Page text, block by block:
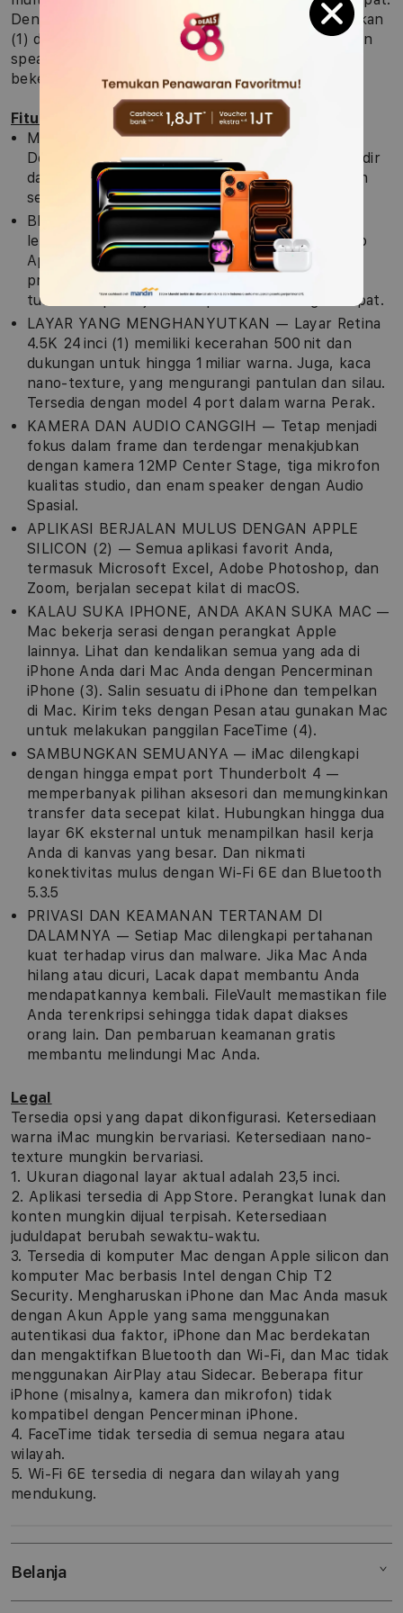
Dengan layar Retina 4.5K 24 inci yang mengagumkan
(1) dalam desain ikonik serta kamera, mikrofon, dan
speaker canggih. iMac brilian untuk bermain dan
bekerja.
Fitur-fitur Utama
MENYATU SEMPURNA DI RUANGAN ANDA —
Desain desktop serba bisa ini luar biasa tipis, hadir
dalam tujuh warna cemerlang, dan memperindah
setiap ruangan dengan gaya.
BERTENAGA SUPER BERKAT M4 — Selesaikan
lebih banyak hal dengan lebih cepat berkat chip
Apple M4. Mulai dari mengedit foto, membuat
presentasi, hingga bermain game, Anda bisa
tuntaskan pekerjaan dan permainan dengan cepat.
LAYAR YANG MENGHANYUTKAN — Layar Retina
4.5K 24 inci (1) memiliki kecerahan 500 nit dan
dukungan untuk hingga 1 miliar warna. Juga, kaca
nano-texture, yang mengurangi pantulan dan silau.
Tersedia dengan model 4 port dalam warna Perak.
KAMERA DAN AUDIO CANGGIH — Tetap menjadi
fokus dalam frame dan terdengar menakjubkan
dengan kamera 12MP Center Stage, tiga mikrofon
kualitas studio, dan enam speaker dengan Audio
Spasial.
APLIKASI BERJALAN MULUS DENGAN APPLE
SILICON (2) — Semua aplikasi favorit Anda,
termasuk Microsoft Excel, Adobe Photoshop, dan
Zoom, berjalan secepat kilat di macOS.
KALAU SUKA IPHONE, ANDA AKAN SUKA MAC —
Mac bekerja serasi dengan perangkat Apple
lainnya. Lihat dan kendalikan semua yang ada di
iPhone Anda dari Mac Anda dengan Pencerminan
iPhone (3). Salin sesuatu di iPhone dan tempelkan
di Mac. Kirim teks dengan Pesan atau gunakan Mac
untuk melakukan panggilan FaceTime (4).
SAMBUNGKAN SEMUANYA — iMac dilengkapi
dengan hingga empat port Thunderbolt 4 —
memperbanyak pilihan aksesori dan memungkinkan
transfer data secepat kilat. Hubungkan hingga dua
layar 6K eksternal untuk menampilkan hasil kerja
Anda di kanvas yang besar. Dan nikmati
konektivitas mulus dengan Wi-Fi 6E dan Bluetooth
5.3.5
PRIVASI DAN KEAMANAN TERTANAM DI
DALAMNYA — Setiap Mac dilengkapi pertahanan
kuat terhadap virus dan malware. Jika Mac Anda
hilang atau dicuri, Lacak dapat membantu Anda
mendapatkannya kembali. FileVault memastikan file
Anda terenkripsi sehingga tidak dapat diakses
orang lain. Dan pembaruan keamanan gratis
membantu melindungi Mac Anda.
Legal
Tersedia opsi yang dapat dikonfigurasi. Ketersediaan
warna iMac mungkin bervariasi. Ketersediaan nano-
texture mungkin bervariasi.
1. Ukuran diagonal layar aktual adalah 23,5 inci.
2. Aplikasi tersedia di App Store. Perangkat lunak dan
konten mungkin dijual terpisah. Ketersediaan
juduldapat berubah sewaktu-waktu.
3. Tersedia di komputer Mac dengan Apple silicon dan
komputer Mac berbasis Intel dengan Chip T2
Security. Mengharuskan iPhone dan Mac Anda masuk
dengan Akun Apple yang sama menggunakan
autentikasi dua faktor, iPhone dan Mac berdekatan
dan mengaktifkan Bluetooth dan Wi-Fi, dan Mac tidak
menggunakan AirPlay atau Sidecar. Beberapa fitur
iPhone (misalnya, kamera dan mikrofon) tidak
kompatibel dengan Pencerminan iPhone.
4. FaceTime tidak tersedia di semua negara atau
wilayah.
5. Wi-Fi 6E tersedia di negara dan wilayah yang
mendukung.
Belanja